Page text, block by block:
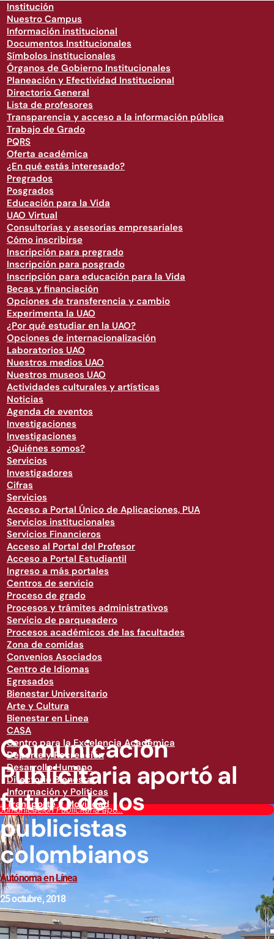
Institución
Nuestro Campus
Información institucional
Documentos Institucionales
Símbolos institucionales
Órganos de Gobierno Institucionales
Planeación y Efectividad Institucional
Directorio General
Lista de profesores
Transparencia y acceso a la información pública
Trabajo de Grado
PQRS
Oferta académica
¿En qué estás interesado?
Pregrados
Posgrados
Educación para la Vida
UAO Virtual
Consultorías y asesorías empresariales
Cómo inscribirse
Inscripción para pregrado
Inscripción para posgrado
Inscripción para educación para la Vida
Becas y financiación
Opciones de transferencia y cambio
Experimenta la UAO
¿Por qué estudiar en la UAO?
Opciones de internacionalización
Laboratorios UAO
Nuestros medios UAO
Nuestros museos UAO
Actividades culturales y artísticas
Noticias
Agenda de eventos
Investigaciones
Investigaciones
¿Quiénes somos?
Servicios
Investigadores
Cifras
Servicios
Acceso a Portal Único de Aplicaciones, PUA
Servicios institucionales
Servicios Financieros
Acceso al Portal del Profesor
Acceso a Portal Estudiantil
Ingreso a más portales
Centros de servicio
Proceso de grado
Procesos y trámites administrativos
Servicio de parqueadero
Procesos académicos de las facultades
Zona de comidas
Convenios Asociados
Centro de Idiomas
Egresados
Bienestar Universitario
Arte y Cultura
Bienestar en Linea
CASA
Centro para la Excelencia Académica
Deporte y Recreación
Desarrollo Humano
Directorio Bienestar
Información y Políticas
Transporte y Movilidad
Publicitaria apo...
Comunicación
Publicitaria aportó al
futuro de los
publicistas
colombianos
Autónoma en Línea
25 octubre, 2018